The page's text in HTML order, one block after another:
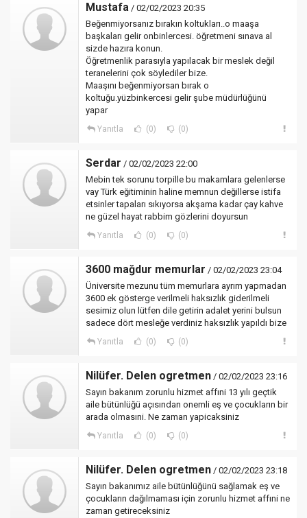
Mustafa / 02/02/2023 20:35
Beğenmiyorsanız bırakın koltukları..o maaşa
başkaları gelir onbinlercesi. öğretmeni sınava al
sizde hazıra konun.
Öğretmenlik parasıyla yapılacak bir meslek değil
teranelerini çok söylediler bize.
Maaşını beğenmiyorsan bırak o
koltuğu.yüzbinkercesi gelir şube müdürlüğünü
yapar
Yanıtla (0) (0)
Serdar / 02/02/2023 22:00
Mebin tek sorunu torpille bu makamlara gelenlerse
vay Türk eğitiminin haline memnun değillerse istifa
etsinler tapaları sıkıyorsa akşama kadar çay kahve
ne güzel hayat rabbim gözlerini doyursun
Yanıtla (0) (0)
3600 mağdur memurlar / 02/02/2023 23:04
Üniversite mezunu tüm memurlara ayrım yapmadan
3600 ek gösterge verilmeli haksızlık giderilmeli
sesimiz olun lütfen dile getirin adalet yerini bulsun
sadece dört mesleğe verdiniz haksızlık yapıldı bize
Yanıtla (0) (0)
Nilüfer. Delen ogretmen / 02/02/2023 23:16
Sayın bakanım zorunlu hizmet affıni 13 yılı geçtik
aile bütünlüğü açısından onemli eş ve çocukların bir
arada olmasıni. Ne zaman yapicaksiniz
Yanıtla (0) (0)
Nilüfer. Delen ogretmen / 02/02/2023 23:18
Sayın bakanımız aile bütünlüğünü sağlamak eş ve
çocukların dağılmaması için zorunlu hizmet affıni ne
zaman getireceksiniz